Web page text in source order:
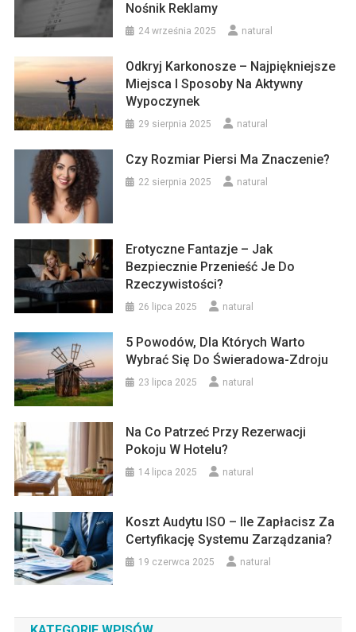
Nośnik Reklamy
24 września 2025 natural
Odkryj Karkonosze – Najpiękniejsze
Miejsca I Sposoby Na Aktywny
Wypoczynek
29 sierpnia 2025 natural
Czy Rozmiar Piersi Ma Znaczenie?
22 sierpnia 2025 natural
Erotyczne Fantazje – Jak
Bezpiecznie Przenieść Je Do
Rzeczywistości?
26 lipca 2025 natural
5 Powodów, Dla Których Warto
Wybrać Się Do Świeradowa-Zdroju
23 lipca 2025 natural
Na Co Patrzeć Przy Rezerwacji
Pokoju W Hotelu?
14 lipca 2025 natural
Koszt Audytu ISO – Ile Zapłacisz Za
Certyfikację Systemu Zarządzania?
19 czerwca 2025 natural